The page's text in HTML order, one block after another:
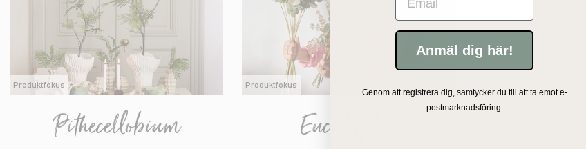
Produktfokus
Pithecellobium
Produktfokus
Eucalyptus
Anmäl dig här!
Genom att registrera dig, samtycker du till att ta emot e-
postmarknadsföring.